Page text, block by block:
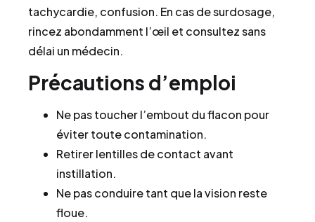
tachycardie, confusion. En cas de surdosage,
rincez abondamment l’œil et consultez sans
délai un médecin.
Précautions d’emploi
Ne pas toucher l’embout du flacon pour
éviter toute contamination.
Retirer lentilles de contact avant
instillation.
Ne pas conduire tant que la vision reste
floue.